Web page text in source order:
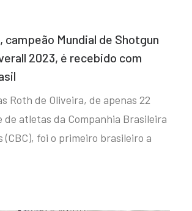
campeão Mundial de Shotgun
2023, é recebido com
Roth de Oliveira, de apenas 22
de atletas da Companhia Brasileira
(CBC), foi o primeiro brasileiro a